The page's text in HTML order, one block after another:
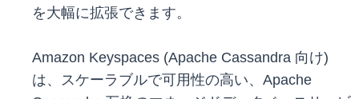
を大幅に拡張できます。
Amazon Keyspaces (Apache Cassandra 向け)
は、スケーラブルで可用性の高い、Apache